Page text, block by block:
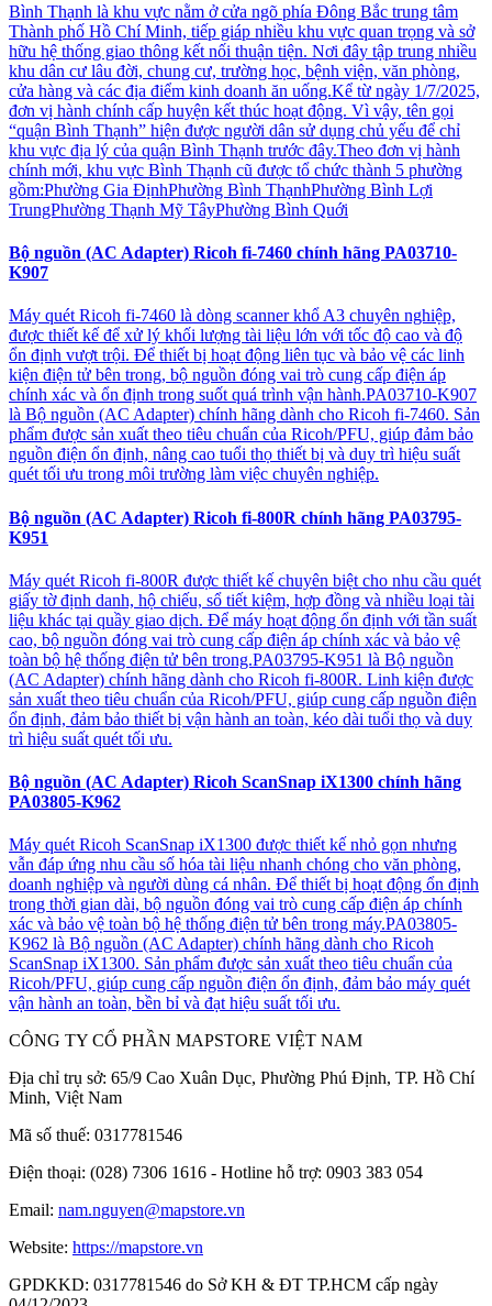
Bình Thạnh là khu vực nằm ở cửa ngõ phía Đông Bắc trung tâm
Thành phố Hồ Chí Minh, tiếp giáp nhiều khu vực quan trọng và sở
hữu hệ thống giao thông kết nối thuận tiện. Nơi đây tập trung nhiều
khu dân cư lâu đời, chung cư, trường học, bệnh viện, văn phòng,
cửa hàng và các địa điểm kinh doanh ăn uống.Kể từ ngày 1/7/2025,
đơn vị hành chính cấp huyện kết thúc hoạt động. Vì vậy, tên gọi
“quận Bình Thạnh” hiện được người dân sử dụng chủ yếu để chỉ
khu vực địa lý của quận Bình Thạnh trước đây.Theo đơn vị hành
chính mới, khu vực Bình Thạnh cũ được tổ chức thành 5 phường
gồm:Phường Gia ĐịnhPhường Bình ThạnhPhường Bình Lợi
TrungPhường Thạnh Mỹ TâyPhường Bình Quới
Bộ nguồn (AC Adapter) Ricoh fi-7460 chính hãng PA03710-
K907
Máy quét Ricoh fi-7460 là dòng scanner khổ A3 chuyên nghiệp,
được thiết kế để xử lý khối lượng tài liệu lớn với tốc độ cao và độ
ổn định vượt trội. Để thiết bị hoạt động liên tục và bảo vệ các linh
kiện điện tử bên trong, bộ nguồn đóng vai trò cung cấp điện áp
chính xác và ổn định trong suốt quá trình vận hành.PA03710-K907
là Bộ nguồn (AC Adapter) chính hãng dành cho Ricoh fi-7460. Sản
phẩm được sản xuất theo tiêu chuẩn của Ricoh/PFU, giúp đảm bảo
nguồn điện ổn định, nâng cao tuổi thọ thiết bị và duy trì hiệu suất
quét tối ưu trong môi trường làm việc chuyên nghiệp.
Bộ nguồn (AC Adapter) Ricoh fi-800R chính hãng PA03795-
K951
Máy quét Ricoh fi-800R được thiết kế chuyên biệt cho nhu cầu quét
giấy tờ định danh, hộ chiếu, sổ tiết kiệm, hợp đồng và nhiều loại tài
liệu khác tại quầy giao dịch. Để máy hoạt động ổn định với tần suất
cao, bộ nguồn đóng vai trò cung cấp điện áp chính xác và bảo vệ
toàn bộ hệ thống điện tử bên trong.PA03795-K951 là Bộ nguồn
(AC Adapter) chính hãng dành cho Ricoh fi-800R. Linh kiện được
sản xuất theo tiêu chuẩn của Ricoh/PFU, giúp cung cấp nguồn điện
ổn định, đảm bảo thiết bị vận hành an toàn, kéo dài tuổi thọ và duy
trì hiệu suất quét tối ưu.
Bộ nguồn (AC Adapter) Ricoh ScanSnap iX1300 chính hãng
PA03805-K962
Máy quét Ricoh ScanSnap iX1300 được thiết kế nhỏ gọn nhưng
vẫn đáp ứng nhu cầu số hóa tài liệu nhanh chóng cho văn phòng,
doanh nghiệp và người dùng cá nhân. Để thiết bị hoạt động ổn định
trong thời gian dài, bộ nguồn đóng vai trò cung cấp điện áp chính
xác và bảo vệ toàn bộ hệ thống điện tử bên trong máy.PA03805-
K962 là Bộ nguồn (AC Adapter) chính hãng dành cho Ricoh
ScanSnap iX1300. Sản phẩm được sản xuất theo tiêu chuẩn của
Ricoh/PFU, giúp cung cấp nguồn điện ổn định, đảm bảo máy quét
vận hành an toàn, bền bỉ và đạt hiệu suất tối ưu.
CÔNG TY CỔ PHẦN MAPSTORE VIỆT NAM
Địa chỉ trụ sở: 65/9 Cao Xuân Dục, Phường Phú Định, TP. Hồ Chí
Minh, Việt Nam
Mã số thuế: 0317781546
Điện thoại: (028) 7306 1616 - Hotline hỗ trợ: 0903 383 054
Email: nam.nguyen@mapstore.vn
Website: https://mapstore.vn
GPDKKD: 0317781546 do Sở KH & ĐT TP.HCM cấp ngày